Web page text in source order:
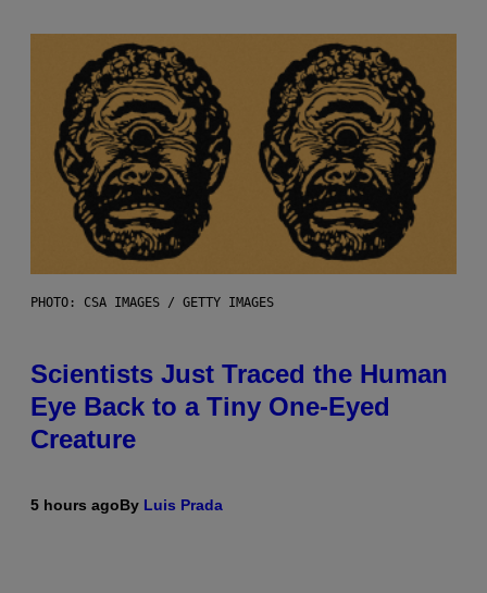
PHOTO: CSA IMAGES / GETTY IMAGES
Scientists Just Traced the Human
Eye Back to a Tiny One-Eyed
Creature
5 hours agoBy Luis Prada